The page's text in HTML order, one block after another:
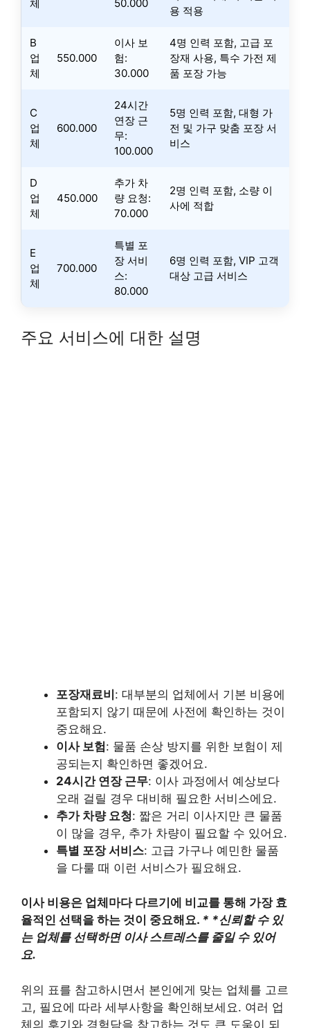
체 50.000
용 적용
B
업
체
550.000
이사 보
험:
30.000
4명 인력 포함, 고급 포
장재 사용, 특수 가전 제
품 포장 가능
C
업
체
600.000
24시간
연장 근
무:
100.000
5명 인력 포함, 대형 가
전 및 가구 맞춤 포장 서
비스
D
업
체
450.000
추가 차
량 요청:
70.000
2명 인력 포함, 소량 이
사에 적합
E
업
체
700.000
특별 포
장 서비
스:
80.000
6명 인력 포함, VIP 고객
대상 고급 서비스
주요 서비스에 대한 설명
포장재료비: 대부분의 업체에서 기본 비용에
포함되지 않기 때문에 사전에 확인하는 것이
중요해요.
이사 보험: 물품 손상 방지를 위한 보험이 제
공되는지 확인하면 좋겠어요.
24시간 연장 근무: 이사 과정에서 예상보다
오래 걸릴 경우 대비해 필요한 서비스에요.
추가 차량 요청: 짧은 거리 이사지만 큰 물품
이 많을 경우, 추가 차량이 필요할 수 있어요.
특별 포장 서비스: 고급 가구나 예민한 물품
을 다룰 때 이런 서비스가 필요해요.
이사 비용은 업체마다 다르기에 비교를 통해 가장 효
율적인 선택을 하는 것이 중요해요. * *신뢰할 수 있
는 업체를 선택하면 이사 스트레스를 줄일 수 있어
요.
위의 표를 참고하시면서 본인에게 맞는 업체를 고르
고, 필요에 따라 세부사항을 확인해보세요. 여러 업
체의 후기와 경험담을 참고하는 것도 큰 도움이 되